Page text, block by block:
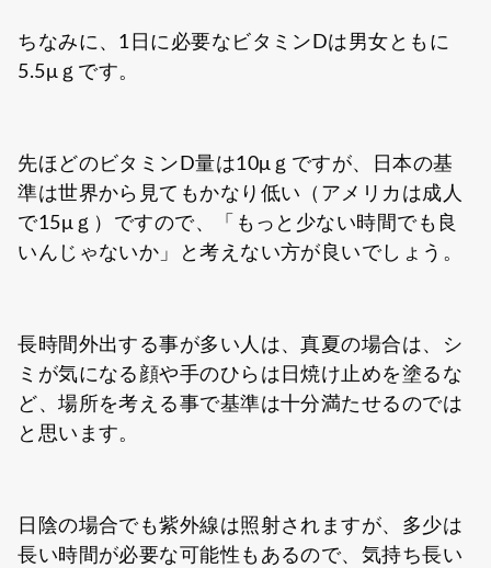
ちなみに、1日に必要なビタミンDは男女ともに
5.5μｇです。
先ほどのビタミンD量は10μｇですが、日本の基
準は世界から見てもかなり低い（アメリカは成人
で15μｇ）ですので、「もっと少ない時間でも良
いんじゃないか」と考えない方が良いでしょう。
長時間外出する事が多い人は、真夏の場合は、シ
ミが気になる顔や手のひらは日焼け止めを塗るな
ど、場所を考える事で基準は十分満たせるのでは
と思います。
日陰の場合でも紫外線は照射されますが、多少は
長い時間が必要な可能性もあるので、気持ち長い